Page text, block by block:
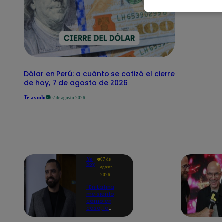
Dólar en Perú: a cuánto se cotizó el cierre
de hoy, 7 de agosto de 2026
Te ayudo 07 de agosto 2026
Yo
Soy
07 de
agosto
2026
"En Latina
me siento
como en
casa, lo